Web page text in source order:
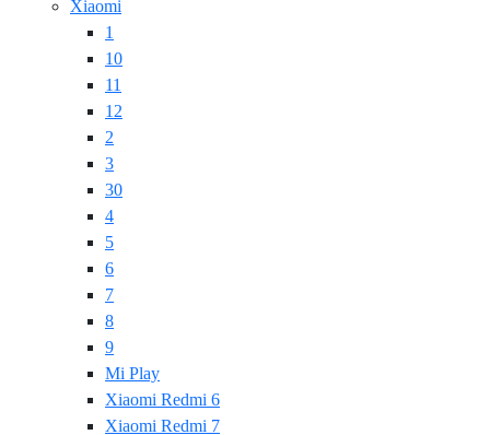
Xiaomi
1
10
11
12
2
3
30
4
5
6
7
8
9
Mi Play
Xiaomi Redmi 6
Xiaomi Redmi 7